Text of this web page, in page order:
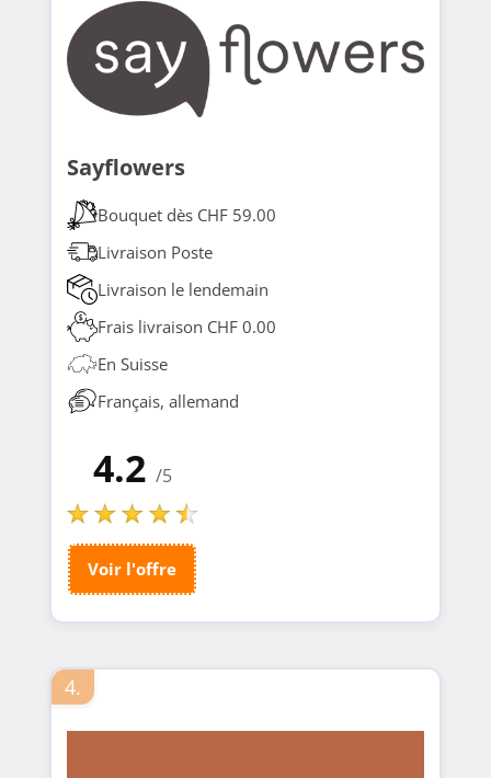
Sayflowers
Bouquet dès CHF 59.00
Livraison Poste
Livraison le lendemain
Frais livraison CHF 0.00
En Suisse
Français, allemand
4.2 /5
Voir l'offre
4.